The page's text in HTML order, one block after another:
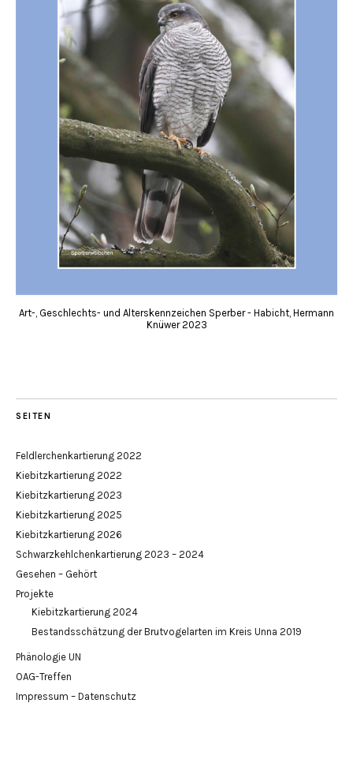
Art-, Geschlechts- und Alterskennzeichen Sperber - Habicht, Hermann
Knüwer 2023
SEITEN
Feldlerchenkartierung 2022
Kiebitzkartierung 2022
Kiebitzkartierung 2023
Kiebitzkartierung 2025
Kiebitzkartierung 2026
Schwarzkehlchenkartierung 2023 – 2024
Gesehen – Gehört
Projekte
Kiebitzkartierung 2024
Bestandsschätzung der Brutvogelarten im Kreis Unna 2019
Phänologie UN
OAG-Treffen
Impressum – Datenschutz